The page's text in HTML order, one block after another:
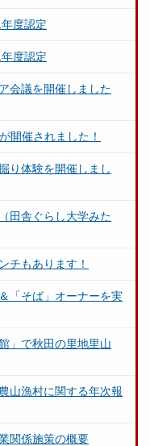
度認定
度認定
会議を開催しました
開催されました！
り体験を開催しまし
田舎ぐらし大学みた
チもあります！
「そば」オーナーを実
」で秋田の里地里山
山漁村に関する年次報
関係施策の概要